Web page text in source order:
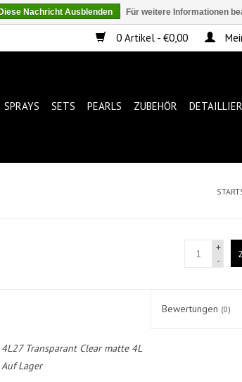
0 Artikel - €0,00
SPRAYS SETS PEARLS ZUBEHÖR
+
-
Bewertungen (0)
4L27 Transparant Clear matte 4L
Auf Lager
Diese Nachricht Ausblenden Für weitere Informationen